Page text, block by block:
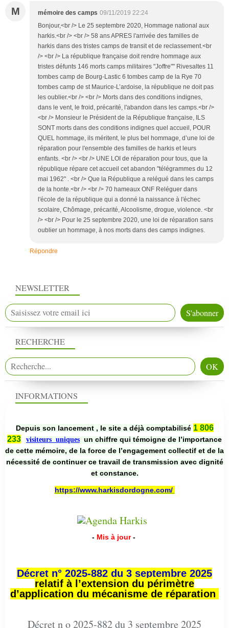
M mémoire des camps 09/11/2019 22:24
Bonjour,<br /> Le 25 septembre 2020, Hommage national aux
harkis.<br /> <br /> 58 ans APRES l'arrivée des familles de
harkis dans des tristes camps de transit et de reclassement.<br
/> <br /> La république française doit rendre hommage aux
tristes défunts 146 morts camps militaires "Joffre"" Rivesaltes 11
tombes camp de Bourg-Lastic 6 tombes camp de la Rye 70
tombes camp de st Maurice-L’ardoise, la république ne doit pas
les oublier.<br /> <br /> Morts dans des conditions indignes,
dans le vent, le froid, précarité, l'abandon dans les camps.<br />
<br /> Monsieur le Président de la République française, ILS
SONT morts dans des conditions indignes quel accueil, POUR
QUEL hommage, ils méritent, le plus bel hommage, d’une loi de
réparation pour l'ensemble des familles de harkis et leurs
enfants. <br /> <br /> UNE LOI de réparation pour tous, que la
république répare cet accueil cet abandon "télégrammes du 12
mai 1962" . <br /> Que la République a relégué dans les camps
de la honte.<br /> <br /> 70 hameaux ONF Reléguer dans
l'école de la république qui a donné la naissance à l'échec
scolaire, Chômage, précarité, Alcoolisme, drogue, violence. <br
/> <br /> Pour le 25 septembre 2020, une loi de réparation sans
oublier un hommage, à nos morts dans des camps indignes.
Répondre
NEWSLETTER
RECHERCHE
INFORMATIONS
Depuis son lancement , le site a déjà comptabilisé 1 806
233
visiteurs uniques un chiffre qui témoigne de l’importance
de cette mémoire, de la force de l’engagement collectif et de la
nécessité de continuer ce travail de transmission avec dignité
et constance.
https://www.harkisdordogne.com/
- Mis à jour -
Décret n° 2025-882 du 3 septembre 2025
relatif à l’extension du périmètre
d’application du mécanisme de réparation
Décret n o 2025-882 du 3 septembre 2025